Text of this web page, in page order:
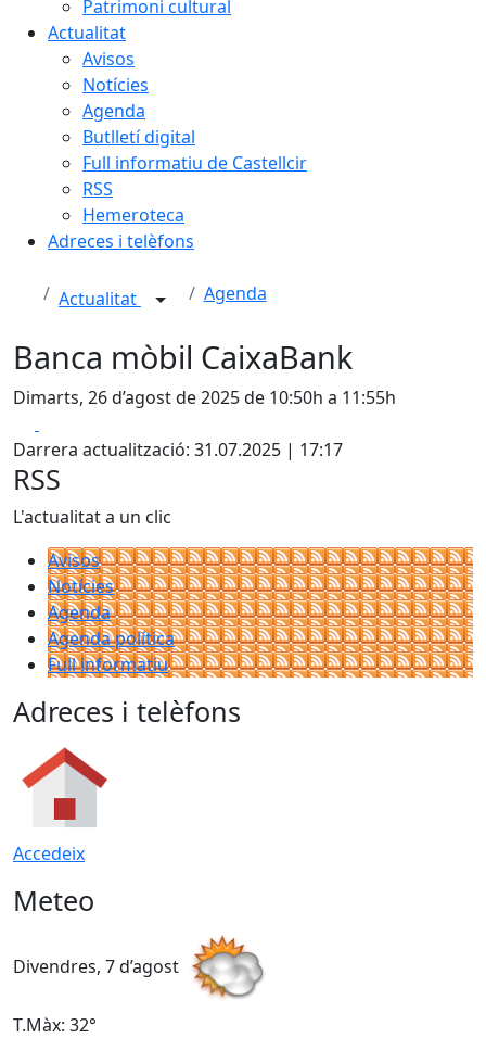
Patrimoni cultural
Actualitat
Avisos
Notícies
Agenda
Butlletí digital
Full informatiu de Castellcir
RSS
Hemeroteca
Adreces i telèfons
Actualitat Agenda
Banca mòbil CaixaBank
Dimarts, 26 d’agost de 2025 de 10:50h a 11:55h
Darrera actualització: 31.07.2025 | 17:17
RSS
L'actualitat a un clic
Avisos
Notícies
Agenda
Agenda política
Full informatiu
Adreces i telèfons
Accedeix
Meteo
Divendres, 7 d’agost
T.Màx: 32°